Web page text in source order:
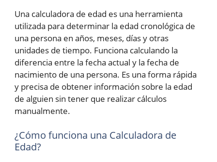
Una calculadora de edad es una herramienta
utilizada para determinar la edad cronológica de
una persona en años, meses, días y otras
unidades de tiempo. Funciona calculando la
diferencia entre la fecha actual y la fecha de
nacimiento de una persona. Es una forma rápida
y precisa de obtener información sobre la edad
de alguien sin tener que realizar cálculos
manualmente.
¿Cómo funciona una Calculadora de
Edad?